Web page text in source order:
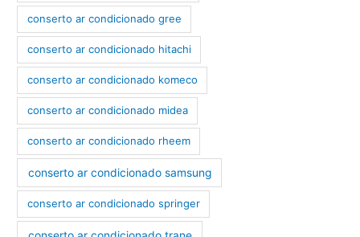
conserto ar condicionado gree
conserto ar condicionado hitachi
conserto ar condicionado komeco
conserto ar condicionado midea
conserto ar condicionado rheem
conserto ar condicionado samsung
conserto ar condicionado springer